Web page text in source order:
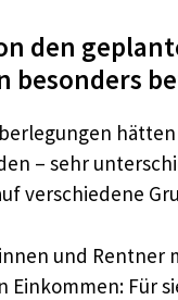
den
besonders
hätten
– sehr
verschiedene
und Rentner
Einkommen: Für